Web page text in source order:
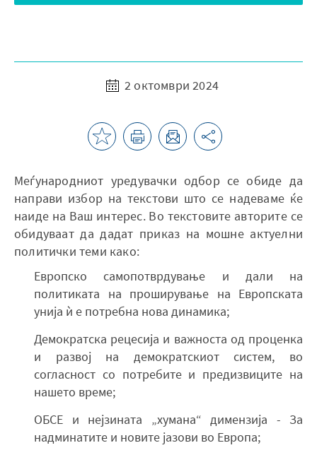
2 октомври 2024
Mеѓународниот уредувачки одбор се обиде да
направи избор на текстови што се надеваме ќе
наиде на Ваш интерес. Во текстовите авторите се
обидуваат да дадат приказ на мошне актуелни
политички теми како:
Европско самопотврдување и дали на
политиката на проширување на Европската
унија ѝ е потребна нова динамика;
Демократска рецесија и важноста од проценка
и развој на демократскиот систем, во
согласност со потребите и предизвиците на
нашето време;
ОБСЕ и нејзината „хумана“ димензија - За
надминатите и новите јазови во Европа;